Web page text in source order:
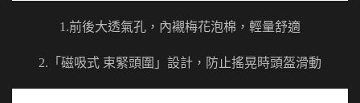
1.前後大透氣孔，內襯梅花泡棉，輕量舒適
2.「磁吸式 束緊頭圍」設計，防止搖晃時頭盔滑動